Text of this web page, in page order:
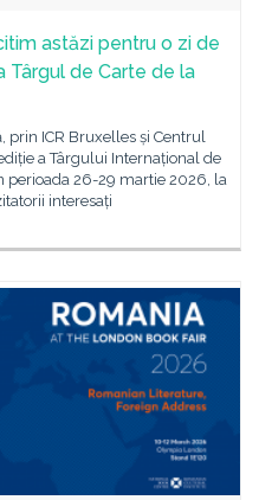
astăzi pentru o zi de
Târgul de Carte de la
ICR Bruxelles și Centrul
a Târgului Internațional de
perioada 26-29 martie 2026, la
interesați